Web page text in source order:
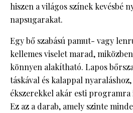
hiszen a világos színek kevésbé
napsugarakat.
Egy bő szabású pamut- vagy
kellemes viselet marad,
könnyen alakítható. Lapos
táskával és kalappal
ékszerekkel akár esti programra
Ez az a darab, amely szinte